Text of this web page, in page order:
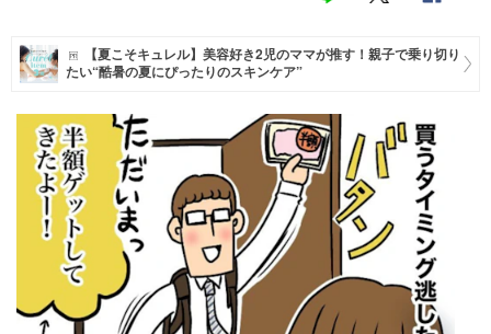
住まい
マネー
トレンド・イベント
【夏こそキュレル】美容好き2児のママが推す！親子で乗り切り
たい“酷暑の夏にぴったりのスキンケア”